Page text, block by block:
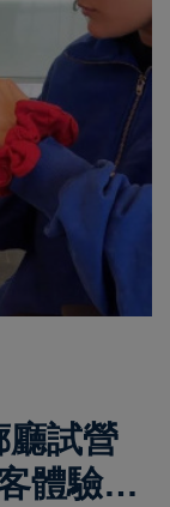
廳試營
體驗服